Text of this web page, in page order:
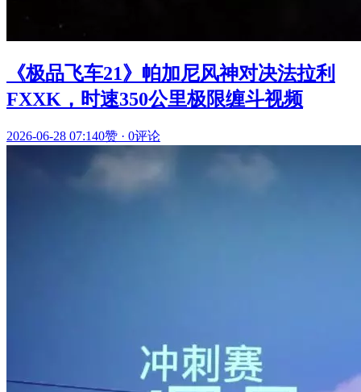
《极品飞车21》帕加尼风神对决法拉利
FXXK，时速350公里极限缠斗视频
2026-06-28 07:140赞 · 0评论